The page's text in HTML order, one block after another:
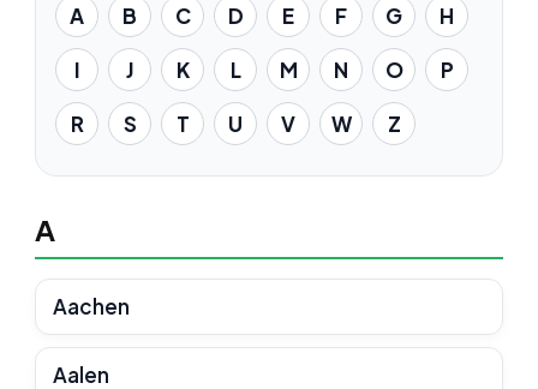
A B C D E F G H
I J K L M N O P
R S T U V W Z
A
Aachen
Aalen